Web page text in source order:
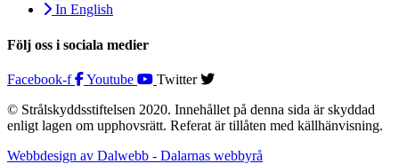
In English
Följ oss i sociala medier
Facebook-f Youtube
Twitter
© Strålskyddsstiftelsen 2020. Innehållet på denna sida är skyddad
enligt lagen om upphovsrätt. Referat är tillåten med källhänvisning.
Webbdesign av Dalwebb - Dalarnas webbyrå